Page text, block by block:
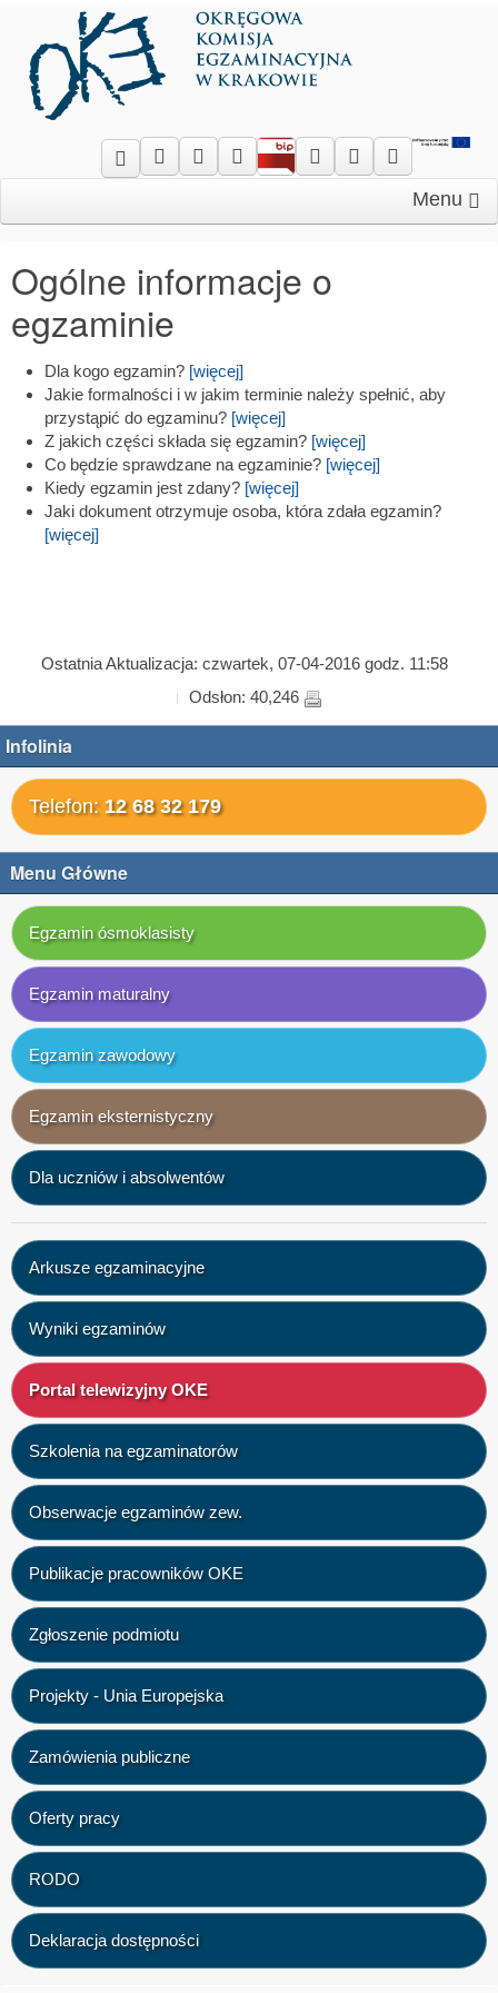
Menu
Ogólne informacje o
egzaminie
Dla kogo egzamin? [więcej]
Jakie formalności i w jakim terminie należy spełnić, aby
przystąpić do egzaminu? [więcej]
Z jakich części składa się egzamin? [więcej]
Co będzie sprawdzane na egzaminie? [więcej]
Kiedy egzamin jest zdany? [więcej]
Jaki dokument otrzymuje osoba, która zdała egzamin?
[więcej]
Ostatnia Aktualizacja: czwartek, 07-04-2016 godz. 11:58
Odsłon: 40,246
Infolinia
Telefon: 12 68 32 179
Menu Główne
Egzamin ósmoklasisty
Egzamin maturalny
Egzamin zawodowy
Egzamin eksternistyczny
Dla uczniów i absolwentów
Arkusze egzaminacyjne
Wyniki egzaminów
Portal telewizyjny OKE
Szkolenia na egzaminatorów
Obserwacje egzaminów zew.
Publikacje pracowników OKE
Zgłoszenie podmiotu
Projekty - Unia Europejska
Zamówienia publiczne
Oferty pracy
RODO
Deklaracja dostępności